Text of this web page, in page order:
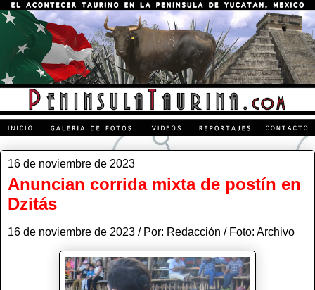
16 de noviembre de 2023
Anuncian corrida mixta de postín en
Dzitás
16 de noviembre de 2023 / Por: Redacción / Foto: Archivo